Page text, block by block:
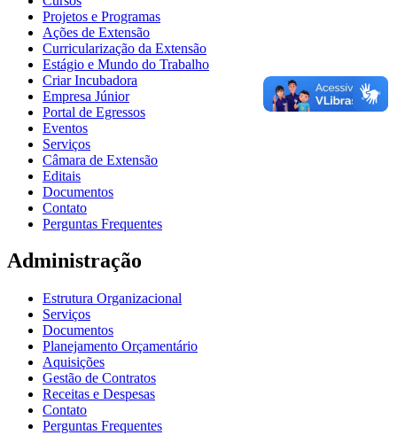
Projetos e Programas
Ações de Extensão
Curricularização da Extensão
Estágio e Mundo do Trabalho
Criar Incubadora
Empresa Júnior
Portal de Egressos
Eventos
Serviços
Câmara de Extensão
Editais
Documentos
Contato
Perguntas Frequentes
Administração
Estrutura Organizacional
Serviços
Documentos
Planejamento Orçamentário
Aquisições
Gestão de Contratos
Receitas e Despesas
Contato
Perguntas Frequentes